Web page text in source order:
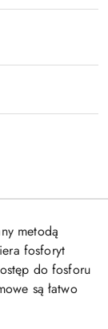
metodą
fosforyt
do fosforu
są łatwo